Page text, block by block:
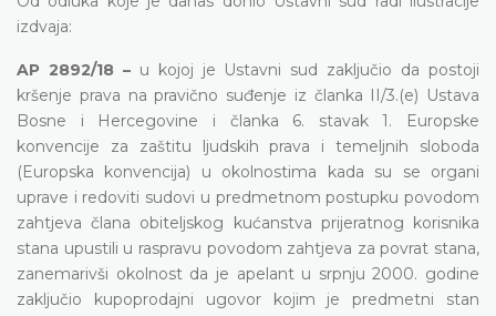
izdvaja:
AP 2892/18 – u kojoj je Ustavni sud zaključio da postoji
kršenje prava na pravično suđenje iz članka II/3.(e) Ustava
Bosne i Hercegovine i članka 6. stavak 1. Europske
konvencije za zaštitu ljudskih prava i temeljnih sloboda
(Europska konvencija) u okolnostima kada su se organi
uprave i redoviti sudovi u predmetnom postupku povodom
zahtjeva člana obiteljskog kućanstva prijeratnog korisnika
stana upustili u raspravu povodom zahtjeva za povrat stana,
zanemarivši okolnost da je apelant u srpnju 2000. godine
zaključio kupoprodajni ugovor kojim je predmetni stan